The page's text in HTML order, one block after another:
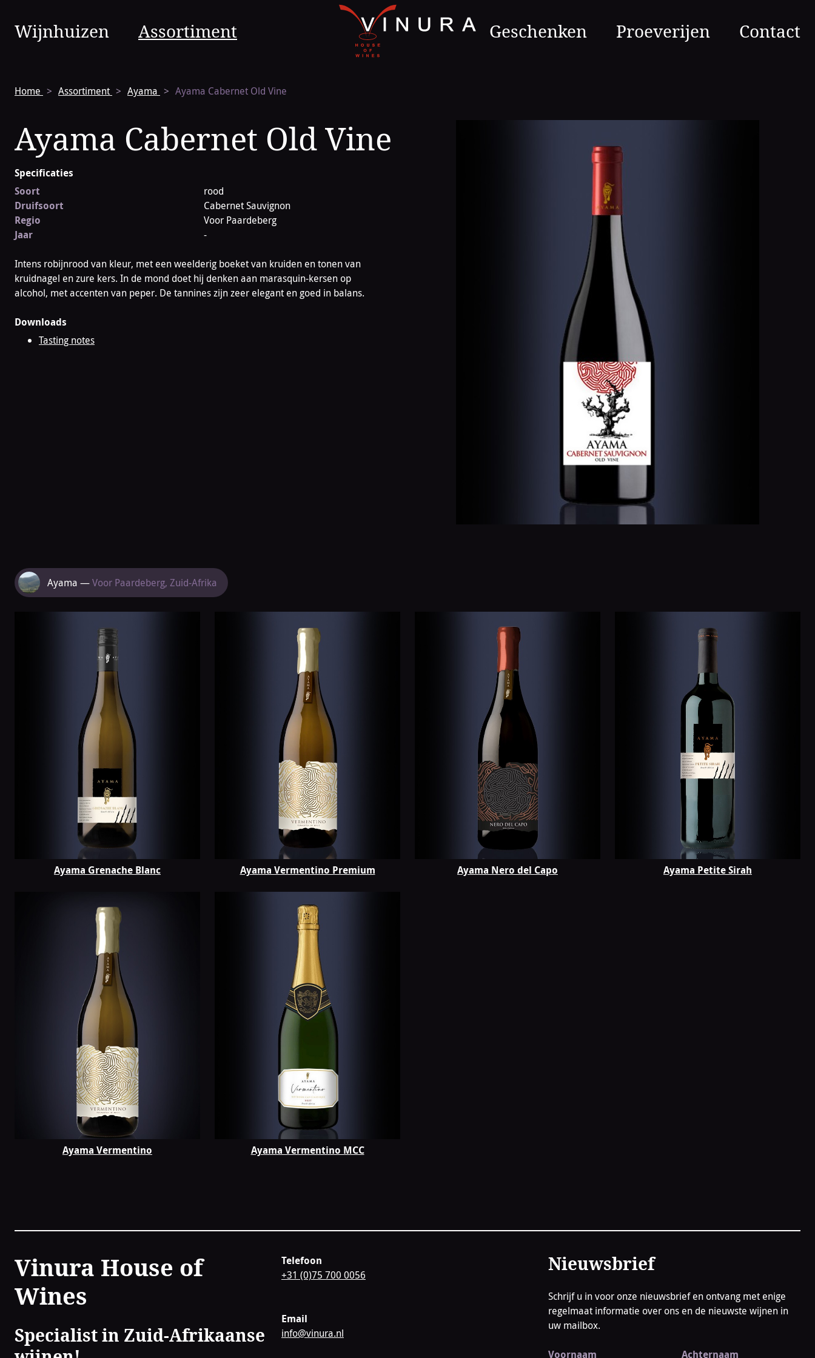
Vinura
Navigatie
Wijnhuizen Assortiment
homepage
Geschenken Proeverijen Contact
Home Assortiment Ayama Ayama Cabernet Old Vine
Ayama Cabernet Old Vine
Specificaties
Soort
rood
Druifsoort
Cabernet Sauvignon
Regio
Voor Paardeberg
Jaar
-
Intens robijnrood van kleur, met een weelderig boeket van kruiden en tonen van
kruidnagel en zure kers. In de mond doet hij denken aan marasquin-kersen op
alcohol, met accenten van peper. De tannines zijn zeer elegant en goed in balans.
Downloads
Tasting notes
Meer
van
Ayama —Voor Paardeberg, Zuid-Afrika
Ayama Grenache Blanc Ayama Vermentino Premium Ayama Nero del Capo Ayama Petite Sirah
Ayama Vermentino Ayama Vermentino MCC
Contact
Vinura House of
Wines
Specialist in Zuid-Afrikaanse
Telefoon
+31 (0)75 700 0056
Email
info@vinura.nl
Nieuwsbrief
Schrijf u in voor onze nieuwsbrief en ontvang met enige
regelmaat informatie over ons en de nieuwste wijnen in
uw mailbox.
Voornaam Achternaam